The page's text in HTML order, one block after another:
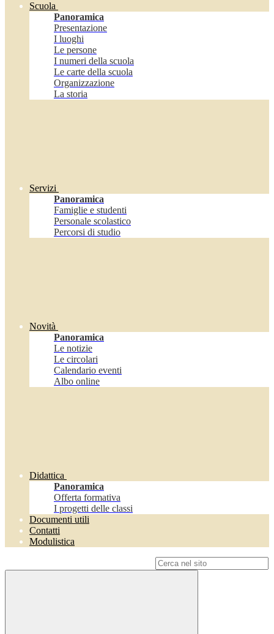
Scuola
Panoramica
Presentazione
I luoghi
Le persone
I numeri della scuola
Le carte della scuola
Organizzazione
La storia
Servizi
Panoramica
Famiglie e studenti
Personale scolastico
Percorsi di studio
Novità
Panoramica
Le notizie
Le circolari
Calendario eventi
Albo online
Didattica
Panoramica
Offerta formativa
I progetti delle classi
Documenti utili
Contatti
Modulistica